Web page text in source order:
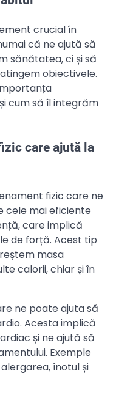
crucial în
că ne ajută să
sănătatea, ci și să
obiectivele.
cum să îl integrăm
care ajută la
fizic care ne
cele mai eficiente
care implică
de forță. Acest tip
masa
calorii, chiar și în
ne poate ajuta să
Acesta implică
și ne ajută să
Exemple
înotul și